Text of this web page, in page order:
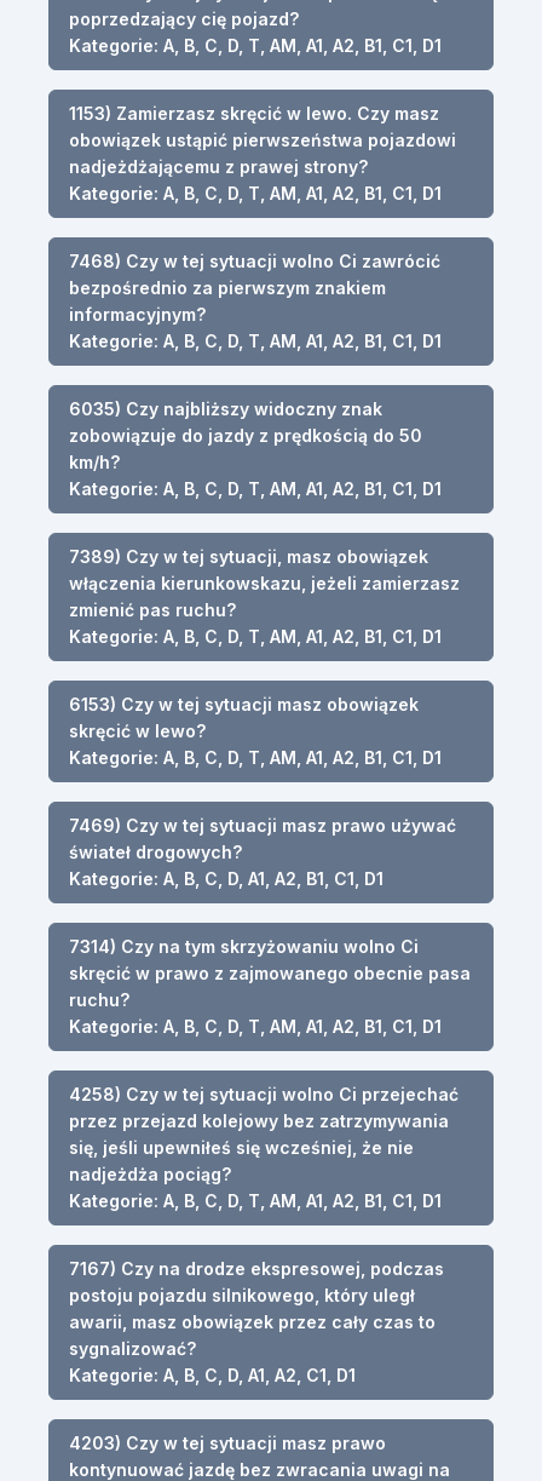
poprzedzający cię pojazd?
Kategorie: A, B, C, D, T, AM, A1, A2, B1, C1, D1
1153) Zamierzasz skręcić w lewo. Czy masz
obowiązek ustąpić pierwszeństwa pojazdowi
nadjeżdżającemu z prawej strony?
Kategorie: A, B, C, D, T, AM, A1, A2, B1, C1, D1
7468) Czy w tej sytuacji wolno Ci zawrócić
bezpośrednio za pierwszym znakiem
informacyjnym?
Kategorie: A, B, C, D, T, AM, A1, A2, B1, C1, D1
6035) Czy najbliższy widoczny znak
zobowiązuje do jazdy z prędkością do 50
km/h?
Kategorie: A, B, C, D, T, AM, A1, A2, B1, C1, D1
7389) Czy w tej sytuacji, masz obowiązek
włączenia kierunkowskazu, jeżeli zamierzasz
zmienić pas ruchu?
Kategorie: A, B, C, D, T, AM, A1, A2, B1, C1, D1
6153) Czy w tej sytuacji masz obowiązek
skręcić w lewo?
Kategorie: A, B, C, D, T, AM, A1, A2, B1, C1, D1
7469) Czy w tej sytuacji masz prawo używać
świateł drogowych?
Kategorie: A, B, C, D, A1, A2, B1, C1, D1
7314) Czy na tym skrzyżowaniu wolno Ci
skręcić w prawo z zajmowanego obecnie pasa
ruchu?
Kategorie: A, B, C, D, T, AM, A1, A2, B1, C1, D1
4258) Czy w tej sytuacji wolno Ci przejechać
przez przejazd kolejowy bez zatrzymywania
się, jeśli upewniłeś się wcześniej, że nie
nadjeżdża pociąg?
Kategorie: A, B, C, D, T, AM, A1, A2, B1, C1, D1
7167) Czy na drodze ekspresowej, podczas
postoju pojazdu silnikowego, który uległ
awarii, masz obowiązek przez cały czas to
sygnalizować?
Kategorie: A, B, C, D, A1, A2, C1, D1
4203) Czy w tej sytuacji masz prawo
kontynuować jazdę bez zwracania uwagi na